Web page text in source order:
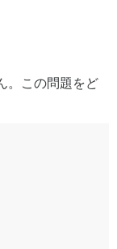
。この問題をど